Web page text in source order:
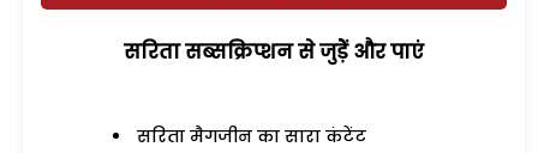
सरिता सब्सक्रिप्शन से जुड़ेें और पाएं
सरिता मैगजीन का सारा कंटेंट